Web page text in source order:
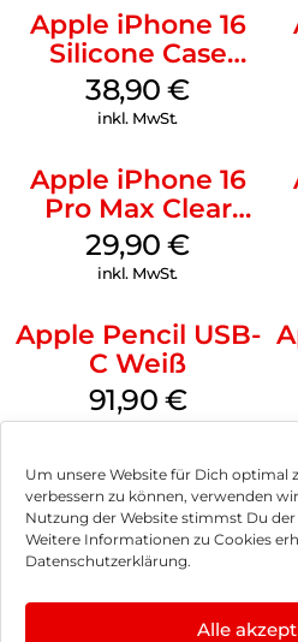
Um unsere Website für Dich optimal
verbessern zu können, verwenden
Nutzung der Website stimmst Du
Weitere Informationen zu Cookies
Datenschutzerklärung.
Alle
Apple iPhone 16
Silicone Case
MagSafe
Ultramarine
38,90€
inkl. MwSt.
Apple iPhone 16
Pro Max Clear
Case MagSafe
Transparent
29,90€
inkl. MwSt.
Apple Pencil USB-
C Weiß
91,90 €
inkl. MwSt.
Impressum
AGB